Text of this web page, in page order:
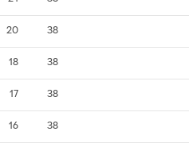
38
20
38
18
38
17
38
16